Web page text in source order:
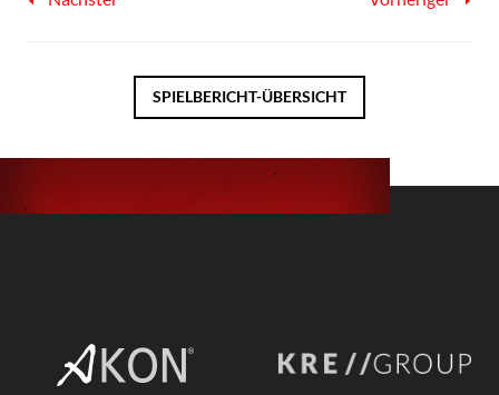
SPIELBERICHT-ÜBERSICHT